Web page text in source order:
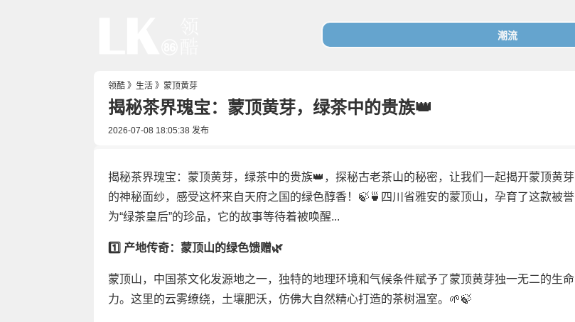
领酷 》 生活 》 蒙顶黄芽
揭秘茶界瑰宝：蒙顶黄芽，绿茶中的贵族👑
2026-07-08 18:05:38 发布
揭秘茶界瑰宝：蒙顶黄芽，绿茶中的贵族👑，探秘古老茶山的秘密，让我们一起揭开蒙顶黄芽
的神秘面纱，感受这杯来自天府之国的绿色醇香！🍃🍵四川省雅安的蒙顶山，孕育了这款被誉
为“绿茶皇后”的珍品，它的故事等待着被唤醒...
1️⃣ 产地传奇：蒙顶山的绿色馈赠🌿
蒙顶山，中国茶文化发源地之一，独特的地理环境和气候条件赋予了蒙顶黄芽独一无二的生命
力。这里的云雾缭绕，土壤肥沃，仿佛大自然精心打造的茶树温室。🌱🍃